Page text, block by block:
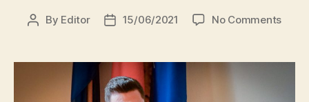
Post
By Editor
Post15/06/2021 No Commentson
dorit